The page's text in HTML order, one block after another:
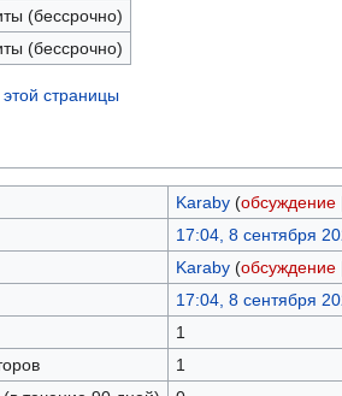
(бессрочно)
(бессрочно)
страницы
Karaby (обсуждение
17:04, 8 сентября
Karaby (обсуждение
17:04, 8 сентября
1
1